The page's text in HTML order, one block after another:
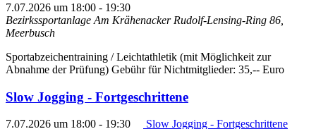
7.07.2026 um 18:00 - 19:30
Bezirkssportanlage Am Krähenacker Rudolf-Lensing-Ring 86,
Meerbusch
Sportabzeichentraining / Leichtathletik (mit Möglichkeit zur
Abnahme der Prüfung) Gebühr für Nichtmitglieder: 35,-- Euro
Slow Jogging - Fortgeschrittene
7.07.2026 um 18:00 - 19:30
Slow Jogging - Fortgeschrittene